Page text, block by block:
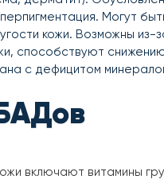
Могут
кожи. Возможны
способствуют
с дефицитом
включают витамины